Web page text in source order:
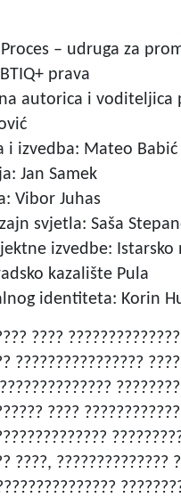
– udruga za
prava
autorica i voditeljica
i izvedba: Mateo Babić
Jan Samek
Vibor Juhas
svjetla: Saša
izvedbe: Istarsko
kazalište Pula
identiteta: Korin
????
????????????????
????
????, ??????????????